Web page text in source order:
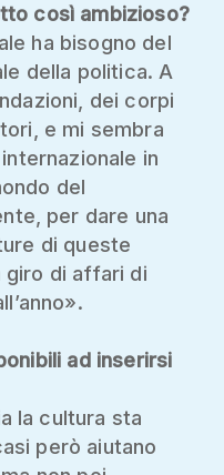
così ambizioso?
ha bisogno del
della politica. A
dei corpi
e mi sembra
in
del
per dare una
di queste
giro di affari di
ad inserirsi
la cultura sta
però aiutano